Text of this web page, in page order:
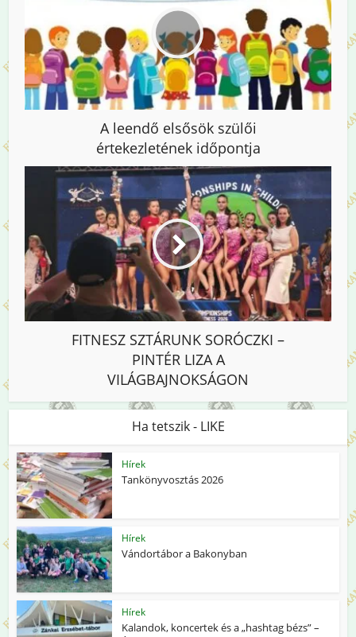
A leendő elsősök szülői
értekezletének időpontja
FITNESZ SZTÁRUNK SORÓCZKI –
PINTÉR LIZA A
VILÁGBAJNOKSÁGON
Ha tetszik - LIKE
Hírek
Tankönyvosztás 2026
Hírek
Vándortábor a Bakonyban
Hírek
Kalandok, koncertek és a „hashtag bézs” –